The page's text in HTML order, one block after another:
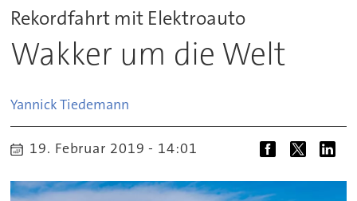
Rekordfahrt mit Elektroauto
Wakker um die Welt
YannickTiedemann
19. Februar 2019 - 14:01